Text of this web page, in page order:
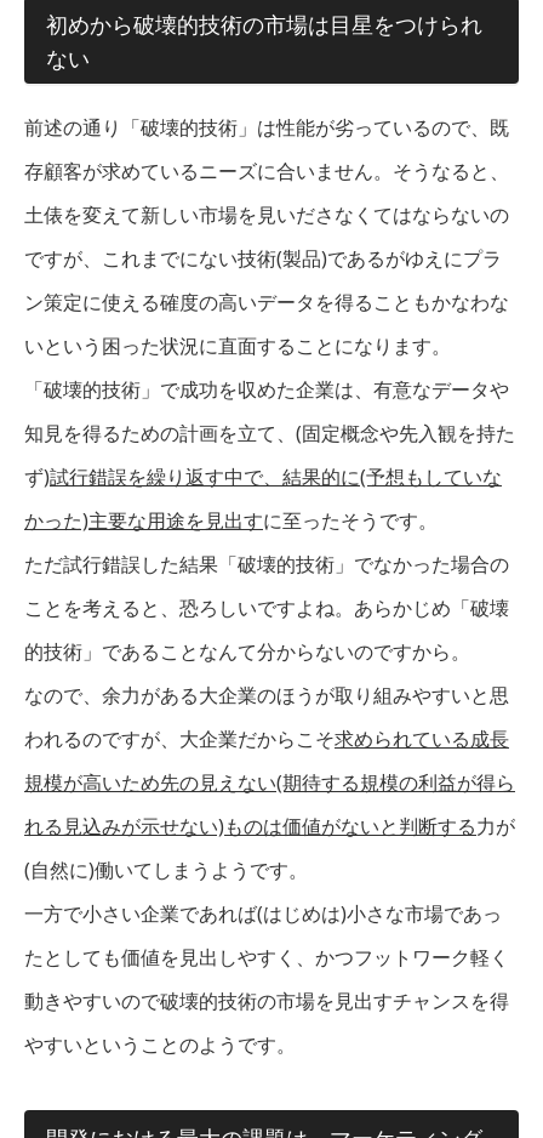
初めから破壊的技術の市場は目星をつけられ
ない
前述の通り「破壊的技術」は性能が劣っているので、既
存顧客が求めているニーズに合いません。そうなると、
土俵を変えて新しい市場を見いださなくてはならないの
ですが、これまでにない技術(製品)であるがゆえにプラ
ン策定に使える確度の高いデータを得ることもかなわな
いという困った状況に直面することになります。
「破壊的技術」で成功を収めた企業は、有意なデータや
知見を得るための計画を立て、(固定概念や先入観を持た
ず)試行錯誤を繰り返す中で、結果的に(予想もしていな
かった)主要な用途を見出すに至ったそうです。
ただ試行錯誤した結果「破壊的技術」でなかった場合の
ことを考えると、恐ろしいですよね。あらかじめ「破壊
的技術」であることなんて分からないのですから。
なので、余力がある大企業のほうが取り組みやすいと思
われるのですが、大企業だからこそ求められている成長
規模が高いため先の見えない(期待する規模の利益が得ら
れる見込みが示せない)ものは価値がないと判断する力が
(自然に)働いてしまうようです。
一方で小さい企業であれば(はじめは)小さな市場であっ
たとしても価値を見出しやすく、かつフットワーク軽く
動きやすいので破壊的技術の市場を見出すチャンスを得
やすいということのようです。